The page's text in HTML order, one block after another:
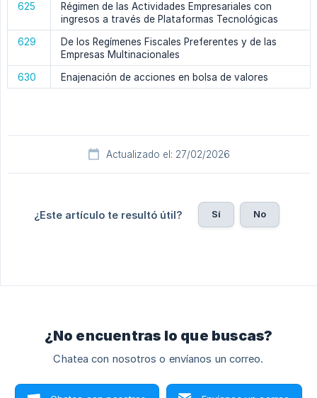
625
Régimen de las Actividades Empresariales con
ingresos a través de Plataformas Tecnológicas
629
De los Regímenes Fiscales Preferentes y de las
Empresas Multinacionales
630
Enajenación de acciones en bolsa de valores
Actualizado el: 27/02/2026
¿Este artículo te resultó útil? Sí No
¿No encuentras lo que buscas?
Chatea con nosotros o envíanos un correo.